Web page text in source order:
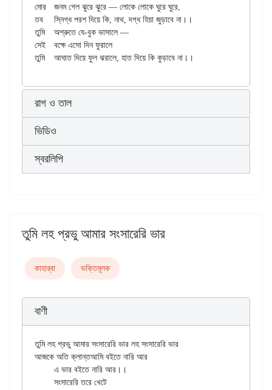
মোর	জনম গেল ঝুরে ঝুরে — লোকে লোকে ঘুরে ঘুরে,
তব	স্নিগ্ধ পরশ দিয়ে কি, নাথ, দগ্ধ হিয়া জুড়াবে না।।
তুমি	অশ্রুতে যে-বুক ভাসালে —
সেই	বক্ষে এসো দিন ফুরালে
রাগ ও তাল
ভিডিও
স্বরলিপি
তুমি লহ প্রভু আমার সংসারেরি ভার
কাহার্‌বা ভক্তিমূলক
বাণী
তুমি লহ প্রভু আমার সংসারেরি ভার লহ সংসারেরি ভার
আজকে অতি ক্লান্তআমি বইতে নারি আর